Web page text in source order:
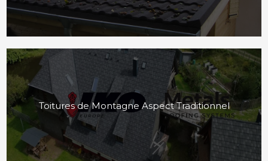
Toitures de Montagne Aspect Traditionnel